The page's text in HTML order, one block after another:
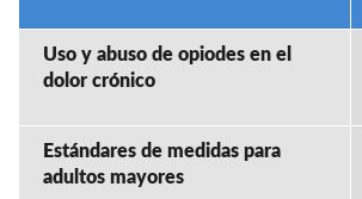
Uso y abuso de opiodes en el
dolor crónico
Estándares de medidas para
adultos mayores